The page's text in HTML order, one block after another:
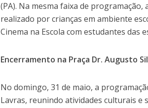
(PA). Na mesma faixa de programação,
realizado por crianças em ambiente
Cinema na Escola com estudantes das
Encerramento na Praça Dr. Augusto
No domingo, 31 de maio, a
Lavras, reunindo atividades culturais e